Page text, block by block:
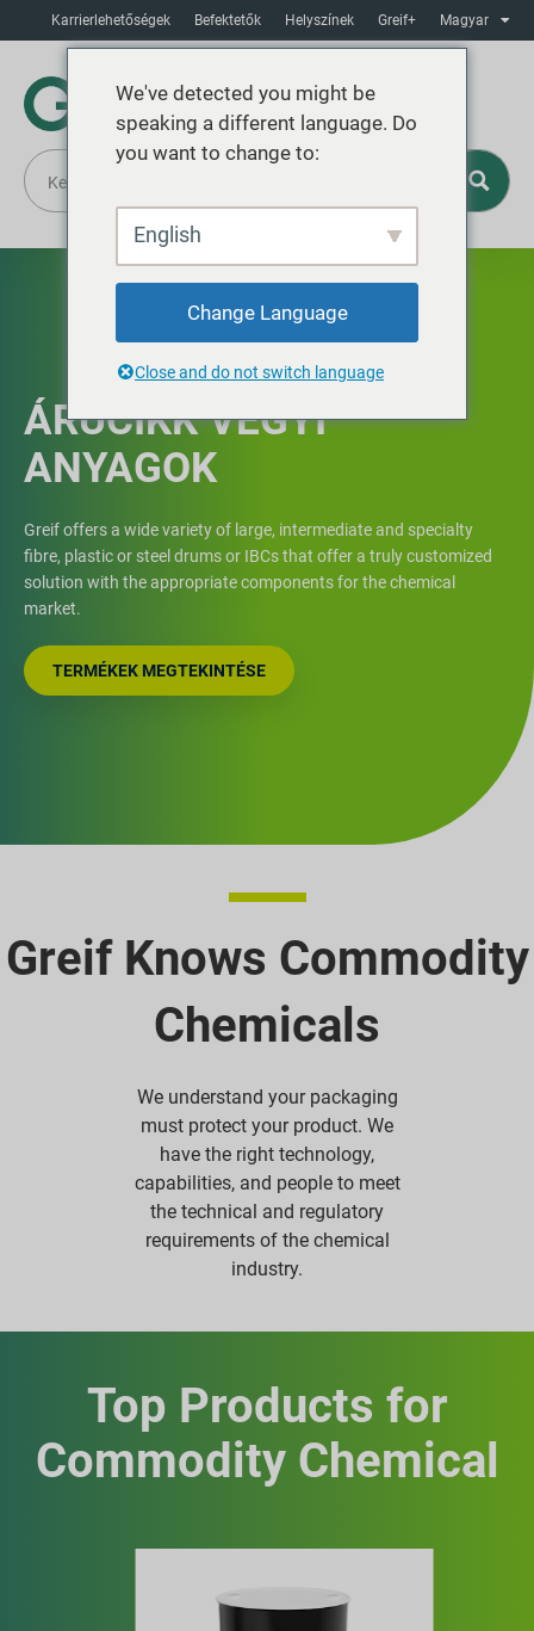
Karrierlehetőségek Befektetők Helyszínek Greif+ Magyar
ÁRUCIKK VEGYI
ANYAGOK
Greif offers a wide variety of large, intermediate and specialty
fibre, plastic or steel drums or IBCs that offer a truly customized
solution with the appropriate components for the chemical
market.
TERMÉKEK MEGTEKINTÉSE
Greif Knows Commodity
Chemicals
We understand your packaging
must protect your product. We
have the right technology,
capabilities, and people to meet
the technical and regulatory
requirements of the chemical
industry.
Top Products for
Commodity Chemical
We've detected you might be
speaking a different language. Do
you want to change to:
English
Change Language
Close and do not switch language